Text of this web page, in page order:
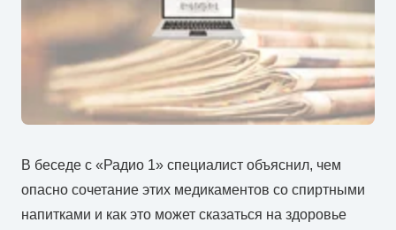
В беседе с «Радио 1» специалист объяснил, чем
опасно сочетание этих медикаментов со спиртными
напитками и как это может сказаться на здоровье